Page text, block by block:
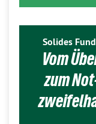
Solides
Vom
zum